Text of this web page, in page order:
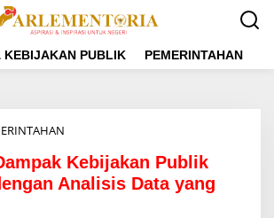
KEBIJAKAN PUBLIK PEMERINTAHAN
n
g
u
Kebijakan Publik
Analisis Data yang